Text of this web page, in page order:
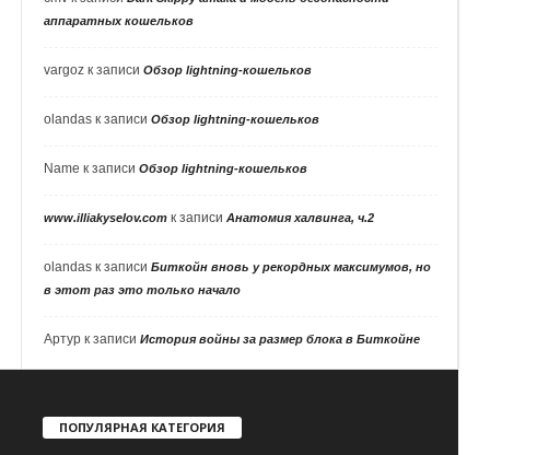
аппаратных кошельков
vargoz к записиОбзор lightning-кошельков
olandas к записиОбзор lightning-кошельков
Name к записиОбзор lightning-кошельков
www.illiakyselov.com к записиАнатомия халвинга, ч.2
olandas к записиБиткойн вновь у рекордных максимумов, но
в этот раз это только начало
Артур к записиИстория войны за размер блока в Биткойне
ПОПУЛЯРНАЯ КАТЕГОРИЯ